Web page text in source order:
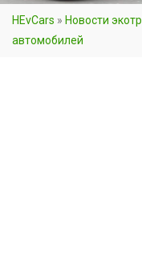
HEvCars » Новости
автомобилей